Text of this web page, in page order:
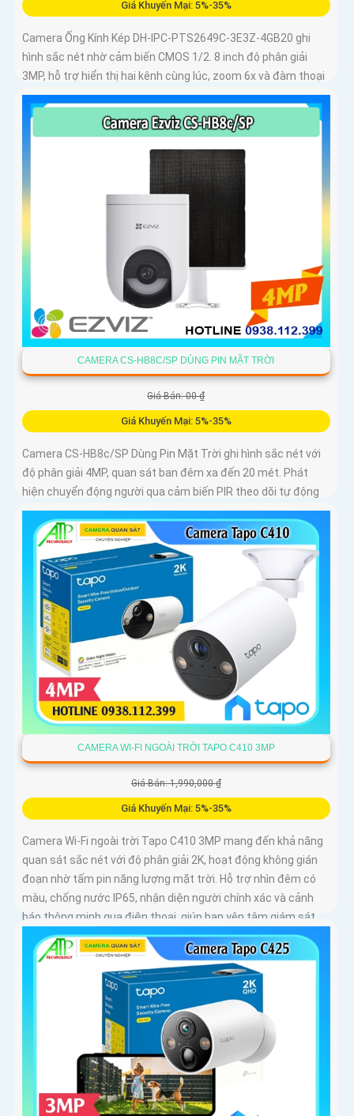
Giá Khuyến Mại: 5%-35%
Camera Ống Kính Kép DH-IPC-PTS2649C-3E3Z-4GB20 ghi
hình sắc nét nhờ cảm biến CMOS 1/2. 8 inch độ phân giải
3MP, hỗ trợ hiển thị hai kênh cùng lúc, zoom 6x và đàm thoại
hai chiều
CAMERA CS-HB8C/SP DÙNG PIN MẶT TRỜI
Giá Bán: 00 ₫
Giá Khuyến Mại: 5%-35%
Camera CS-HB8c/SP Dùng Pin Mặt Trời ghi hình sắc nét với
độ phân giải 4MP, quan sát ban đêm xa đến 20 mét. Phát
hiện chuyển động người qua cảm biến PIR theo dõi tự động
CAMERA WI-FI NGOÀI TRỜI TAPO C410 3MP
Giá Bán: 1,990,000 ₫
Giá Khuyến Mại: 5%-35%
Camera Wi-Fi ngoài trời Tapo C410 3MP mang đến khả năng
quan sát sắc nét với độ phân giải 2K, hoạt động không gián
đoạn nhờ tấm pin năng lượng mặt trời. Hỗ trợ nhìn đêm có
màu, chống nước IP65, nhận diện người chính xác và cảnh
báo thông minh qua điện thoại, giúp bạn yên tâm giám sát
mọi lúc